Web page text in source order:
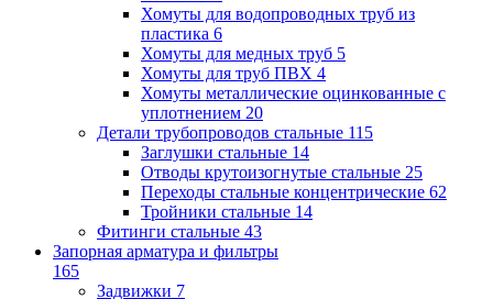
Хомуты для водопроводных труб из
пластика 6
Хомуты для медных труб 5
Хомуты для труб ПВХ 4
Хомуты металлические оцинкованные с
уплотнением 20
Детали трубопроводов стальные 115
Заглушки стальные 14
Отводы крутоизогнутые стальные 25
Переходы стальные концентрические 62
Тройники стальные 14
Фитинги стальные 43
Запорная арматура и фильтры
165
Задвижки 7